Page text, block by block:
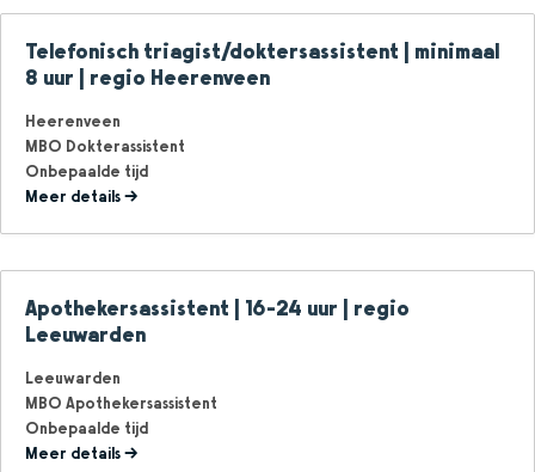
Telefonisch triagist/doktersassistent | minimaal
8 uur | regio Heerenveen
Heerenveen
MBO Dokterassistent
Onbepaalde tijd
Meer details
Apothekersassistent | 16-24 uur | regio
Leeuwarden
Leeuwarden
MBO Apothekersassistent
Onbepaalde tijd
Meer details